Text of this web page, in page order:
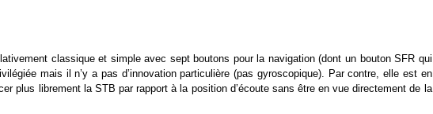
classique et simple avec sept boutons pour la navigation (dont un bouton SFR qui
mais il n’y a pas d’innovation particulière (pas gyroscopique). Par contre, elle est en
plus librement la STB par rapport à la position d’écoute sans être en vue directement de la